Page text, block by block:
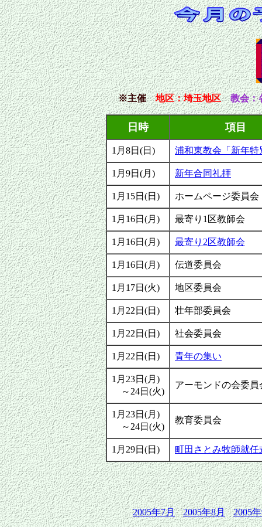
※主催 地区：埼玉地区 教会：
日時 項目
1月8日(日) 浦和東教会「新年特
1月9日(月) 新年合同礼拝
1月15日(日) ホームページ委員会
1月16日(月) 最寄り1区教師会
1月16日(月) 最寄り2区教師会
1月16日(月) 伝道委員会
1月17日(火) 地区委員会
1月22日(日) 壮年部委員会
1月22日(日) 社会委員会
1月22日(日) 青年の集い
1月23日(月)
～24日(火)
アーモンドの会委員
1月23日(月)
～24日(火)
教育委員会
1月29日(日) 町田さとみ牧師就任
2005年7月 2005年8月 2005